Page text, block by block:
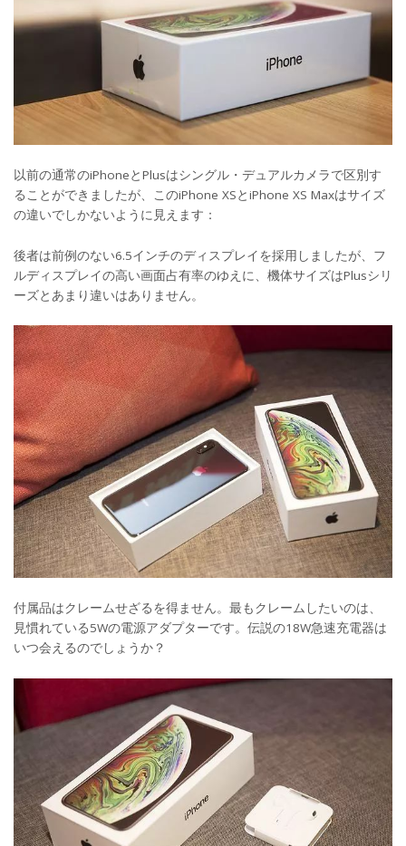
以前の通常のiPhoneとPlusはシングル・デュアルカメラで区別す
ることができましたが、このiPhone XSとiPhone XS Maxはサイズ
の違いでしかないように見えます：
後者は前例のない6.5インチのディスプレイを採用しましたが、フ
ルディスプレイの高い画面占有率のゆえに、機体サイズはPlusシリ
ーズとあまり違いはありません。
付属品はクレームせざるを得ません。最もクレームしたいのは、
見慣れている5Wの電源アダプターです。伝説の18W急速充電器は
いつ会えるのでしょうか？